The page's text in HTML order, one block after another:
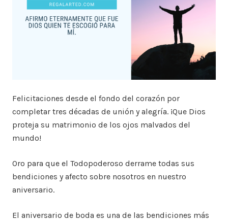
Felicitaciones desde el fondo del corazón por
completar tres décadas de unión y alegría. ¡Que Dios
proteja su matrimonio de los ojos malvados del
mundo!
Oro para que el Todopoderoso derrame todas sus
bendiciones y afecto sobre nosotros en nuestro
aniversario.
El aniversario de boda es una de las bendiciones más